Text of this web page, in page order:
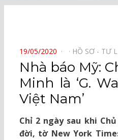
POSTED
ON
19/05/2020 HỒ SƠ - TƯ
Nhà báo Mỹ:
Minh là ‘G.
Việt Nam’
Chỉ 2 ngày sau khi
đời, tờ New York